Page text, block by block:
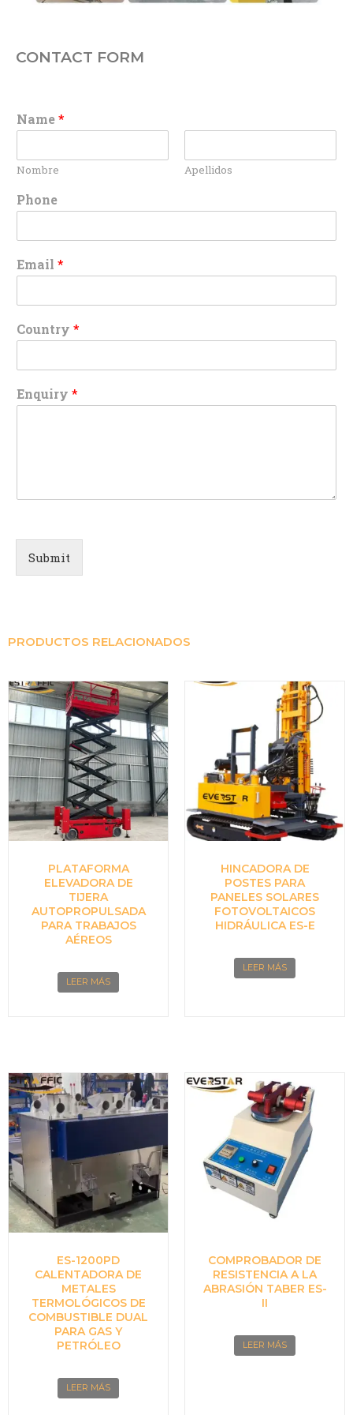
CONTACT FORM
Name*
Nombre Apellidos
Phone
Email *
Country *
Enquiry *
Submit
PRODUCTOS RELACIONADOS
PLATAFORMA
ELEVADORA DE
TIJERA
AUTOPROPULSADA
PARA TRABAJOS
AÉREOS
LEER MÁS
HINCADORA DE
POSTES PARA
PANELES SOLARES
FOTOVOLTAICOS
HIDRÁULICA ES-E
LEER MÁS
ES-1200PD
CALENTADORA DE
METALES
TERMOLÓGICOS DE
COMBUSTIBLE DUAL
PARA GAS Y
PETRÓLEO
LEER MÁS
COMPROBADOR DE
RESISTENCIA A LA
ABRASIÓN TABER ES-
II
LEER MÁS